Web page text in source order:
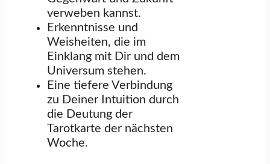
verweben kannst.
Erkenntnisse und
Weisheiten, die im
Einklang mit Dir und dem
Universum stehen.
Eine tiefere Verbindung
zu Deiner Intuition durch
die Deutung der
Tarotkarte der nächsten
Woche.